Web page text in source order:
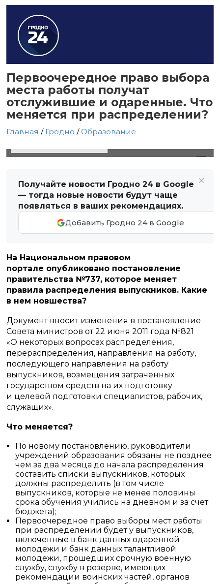
Первоочередное право выбора
места работы получат
отслужившие и одаренные. Что
меняется при распределении?
Главная / Гродно /Образование
Получайте новости Гродно 24 в Google
— тогда новые новости будут чаще
появляться в ваших рекомендациях.
Добавить Гродно 24 в Google
На Национальном правовом
портале опубликовано постановление
правительства №737, которое меняет
правила распределения выпускников. Какие
в нем новшества?
Документ вносит изменения в постановление
Совета министров от 22 июня 2011 года №821
«О некоторых вопросах распределения,
перераспределения, направления на работу,
последующего направления на работу
выпускников, возмещения затраченных
государством средств на их подготовку
и целевой подготовки специалистов, рабочих,
служащих».
Что меняется?
По новому постановлению, руководители
учреждений образования обязаны не позднее
чем за два месяца до начала распределения
составить списки выпускников, которых
должны распределить (в том числе
выпускников, которые не менее половины
срока обучения учились на дневном и за счет
бюджета);
Первоочередное право выборы мест работы
при распределении будет у выпускников,
включенные в банк данных одаренной
молодежи и банк данных талантливой
молодежи, прошедших срочную военную
службу, службу в резерве, имеющих
рекомендации воинских частей, органов